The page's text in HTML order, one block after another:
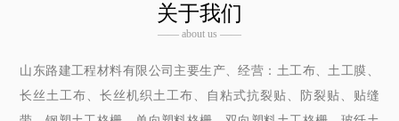
关于我们
—— about us ——
山东路建工程材料有限公司主要生产、经营：土工布、土工膜、
长丝土工布、长丝机织土工布、自粘式抗裂贴、防裂贴、贴缝